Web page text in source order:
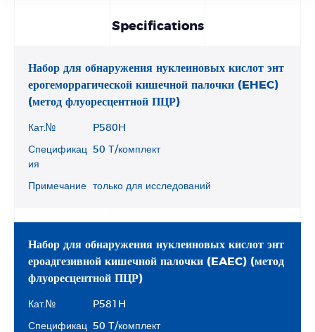
Specifications
Набор для обнаружения нуклеиновых кислот энт
ерогеморрагической кишечной палочки (EHEC)
(метод флуоресцентной ПЦР)
Кат.№ P580H
Спецификац
ия
50 Т/комплект
Примечание только для исследований
Набор для обнаружения нуклеиновых кислот энт
ероадгезивной кишечной палочки (EAEC) (метод
флуоресцентной ПЦР)
Кат.№ P581H
Спецификац
50 Т/комплект